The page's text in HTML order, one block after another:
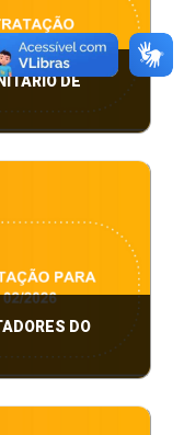
DE
DO
PARA